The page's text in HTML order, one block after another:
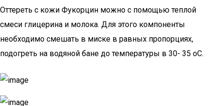
Оттереть с кожи Фукорцин можно с помощью теплой
смеси глицерина и молока. Для этого компоненты
необходимо смешать в миске в равных пропорциях,
подогреть на водяной бане до температуры в 30- 35 oC.